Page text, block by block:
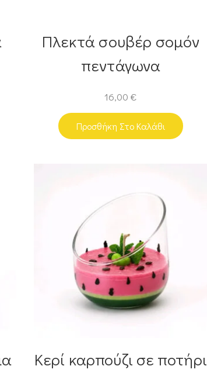
Πλεκτά σουβέρ σομόν
πεντάγωνα
16,00€
Προσθήκη Στο Καλάθι
Κερί καρπούζι σε ποτήρι